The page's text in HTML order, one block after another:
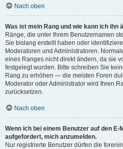
Nach oben
Was ist mein Rang und wie kann ich ihn
Ränge, die unter Ihrem Benutzernamen
Sie bislang erstellt haben oder
Moderatoren und Administratoren.
eines Ranges nicht direkt ändern, da sie
festgelegt wurden. Bitte schreiben Sie
Rang zu erhöhen — die meisten Foren
Moderator oder Administrator wird Ihren
zurücksetzen.
Nach oben
Wenn ich bei einem Benutzer auf den
aufgefordert, mich anzumelden.
Nur registrierte Benutzer dürfen die